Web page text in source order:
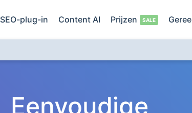
SEO-plug-in Content AI Prijzen
Eenvoudige